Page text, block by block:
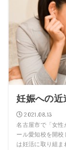
妊娠への近
2021.08.13
名古屋市で「女
ール愛知校を開校
は妊活に取り組ま